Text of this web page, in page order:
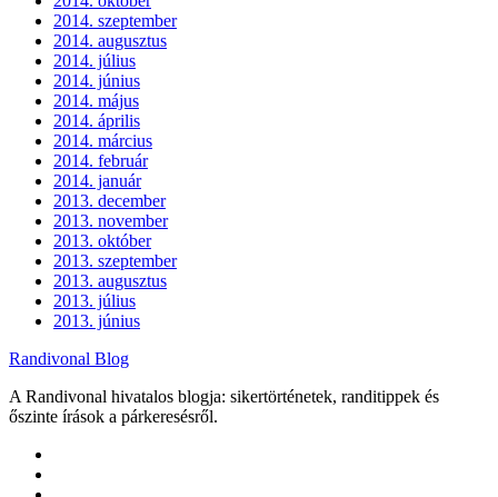
2014. szeptember
2014. augusztus
2014. július
2014. június
2014. május
2014. április
2014. március
2014. február
2014. január
2013. december
2013. november
2013. október
2013. szeptember
2013. augusztus
2013. július
2013. június
Randivonal Blog
A Randivonal hivatalos blogja: sikertörténetek, randitippek és
őszinte írások a párkeresésről.